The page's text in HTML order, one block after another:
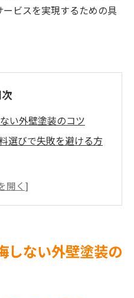
ビスを実現するための具
い外壁塗装のコツ
選びで失敗を避ける方
脂の種類と特徴を解説
賢い選び方解説
しない外壁塗装の